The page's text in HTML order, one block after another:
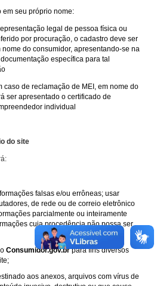
em seu próprio nome:
legal de pessoa física ou
por procuração, o cadastro deve ser
do consumidor, apresentando-se na
específica para tal
caso de reclamação de MEI, em nome do
ser apresentado o certificado de
individual
do site
falsas e/ou errôneas; usar
de rede ou de correio eletrônico
parcialmente ou inteiramente
cuja procedência não possa ser
Consumidor.gov.brpara fins diversos
aos anexos, arquivos com vírus de